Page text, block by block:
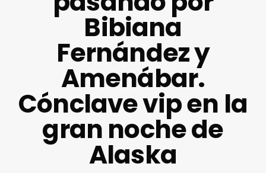
Bibiana
Fernández y
Amenábar.
Cónclave vip en la
gran noche de
Alaska